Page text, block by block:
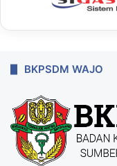
BKPSDM WAJO